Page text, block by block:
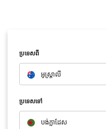
ប្រទេសពី
អូស្រ្តាលី​
ប្រទេសទៅ
បង់ក្លាដែស